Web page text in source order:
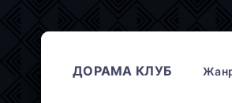
ДОРАМА КЛУБ